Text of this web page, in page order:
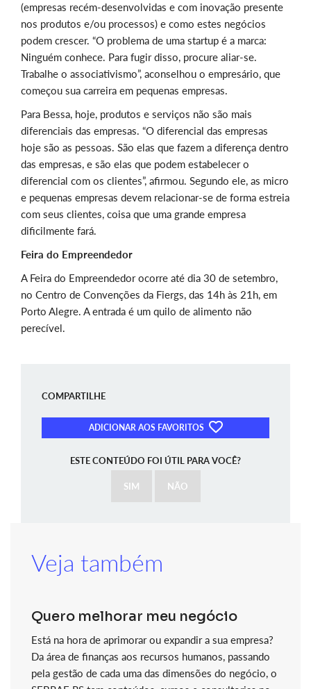
(empresas recém-desenvolvidas e com inovação presente
nos produtos e/ou processos) e como estes negócios
podem crescer. “O problema de uma startup é a marca:
Ninguém conhece. Para fugir disso, procure aliar-se.
Trabalhe o associativismo”, aconselhou o empresário, que
começou sua carreira em pequenas empresas.
Para Bessa, hoje, produtos e serviços não são mais
diferenciais das empresas. “O diferencial das empresas
hoje são as pessoas. São elas que fazem a diferença dentro
das empresas, e são elas que podem estabelecer o
diferencial com os clientes”, afirmou. Segundo ele, as micro
e pequenas empresas devem relacionar-se de forma estreia
com seus clientes, coisa que uma grande empresa
dificilmente fará.
Feira do Empreendedor
A Feira do Empreendedor ocorre até dia 30 de setembro,
no Centro de Convenções da Fiergs, das 14h às 21h, em
Porto Alegre. A entrada é um quilo de alimento não
perecível.
COMPARTILHE
ADICIONAR AOS FAVORITOS
ESTE CONTEÚDO FOI ÚTIL PARA VOCÊ?
SIM NÃO
Veja também
Quero melhorar meu negócio
Está na hora de aprimorar ou expandir a sua empresa?
Da área de finanças aos recursos humanos, passando
pela gestão de cada uma das dimensões do negócio, o